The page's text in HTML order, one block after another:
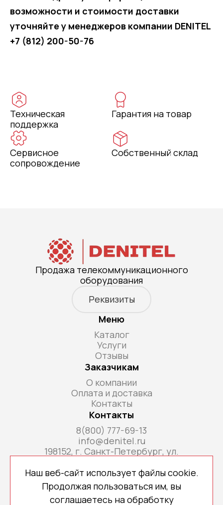
возможности и стоимости доставки
уточняйте у менеджеров компании DENITEL
+7 (812) 200-50-76
Техническая
поддержка
Гарантия на товар
Сервисное
сопровождение
Собственный склад
Продажа телекоммуникационного
оборудования
Реквизиты
Меню
Каталог
Услуги
Отзывы
Заказчикам
О компании
Оплата и доставка
Контакты
Контакты
8(800) 777-69-13
info@denitel.ru
198152, г. Санкт-Петербург, ул.
Н, ком. офис 213А
Наш веб-сайт использует файлы cookie.
Продолжая пользоваться им, вы
соглашаетесь на обработку